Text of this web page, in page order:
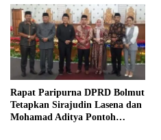
Rapat Paripurna DPRD Bolmut
Tetapkan Sirajudin Lasena dan
Mohamad Aditya Pontoh